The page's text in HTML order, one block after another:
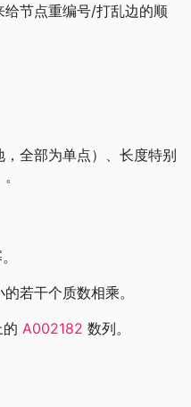
节点重编号/打乱边的顺
全部为单点）、长度特别
若干个质数相乘。
A002182 数列。